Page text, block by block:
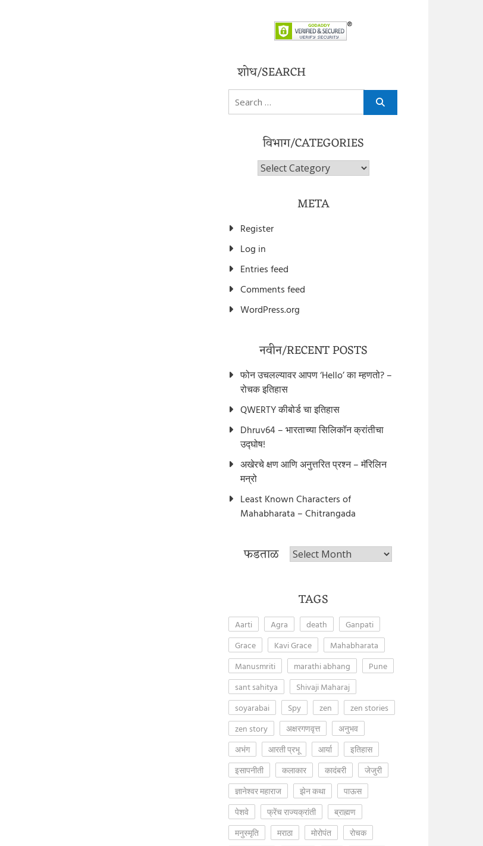
शोध/SEARCH
Search
for:
विभाग/CATEGORIES
विभाग/Categories
META
Register
Log in
Entries feed
Comments feed
WordPress.org
नवीन/RECENT POSTS
फोन उचलल्यावर आपण ‘Hello’ का म्हणतो? –
रोचक इतिहास
QWERTY कीबोर्ड चा इतिहास
Dhruv64 – भारताच्या सिलिकॉन क्रांतीचा
उद्घोष!
अखेरचे क्षण आणि अनुत्तरित प्रश्न – मॅरिलिन
मन्रो
Least Known Characters of
Mahabharata – Chitrangada
फडताळ फडताळ
TAGS
Aarti Agra death
Ganpati
Grace
Kavi Grace
Mahabharata
Manusmriti
marathi abhang
Pune
sant sahitya
Shivaji Maharaj
soyarabai
Spy zen
zen stories
zen story
अक्षरगणवृत्त
अनुभव
अभंग
आरती प्रभू आर्या
इतिहास
इसापनीती
कलाकार कादंबरी
जेजुरी
ज्ञानेश्वर महाराज
झेन कथा
पाऊस
पेशवे
फ्रेंच राज्यक्रांती
ब्राह्मण
मनुस्मृति
मराठा मोरोपंत
रोचक